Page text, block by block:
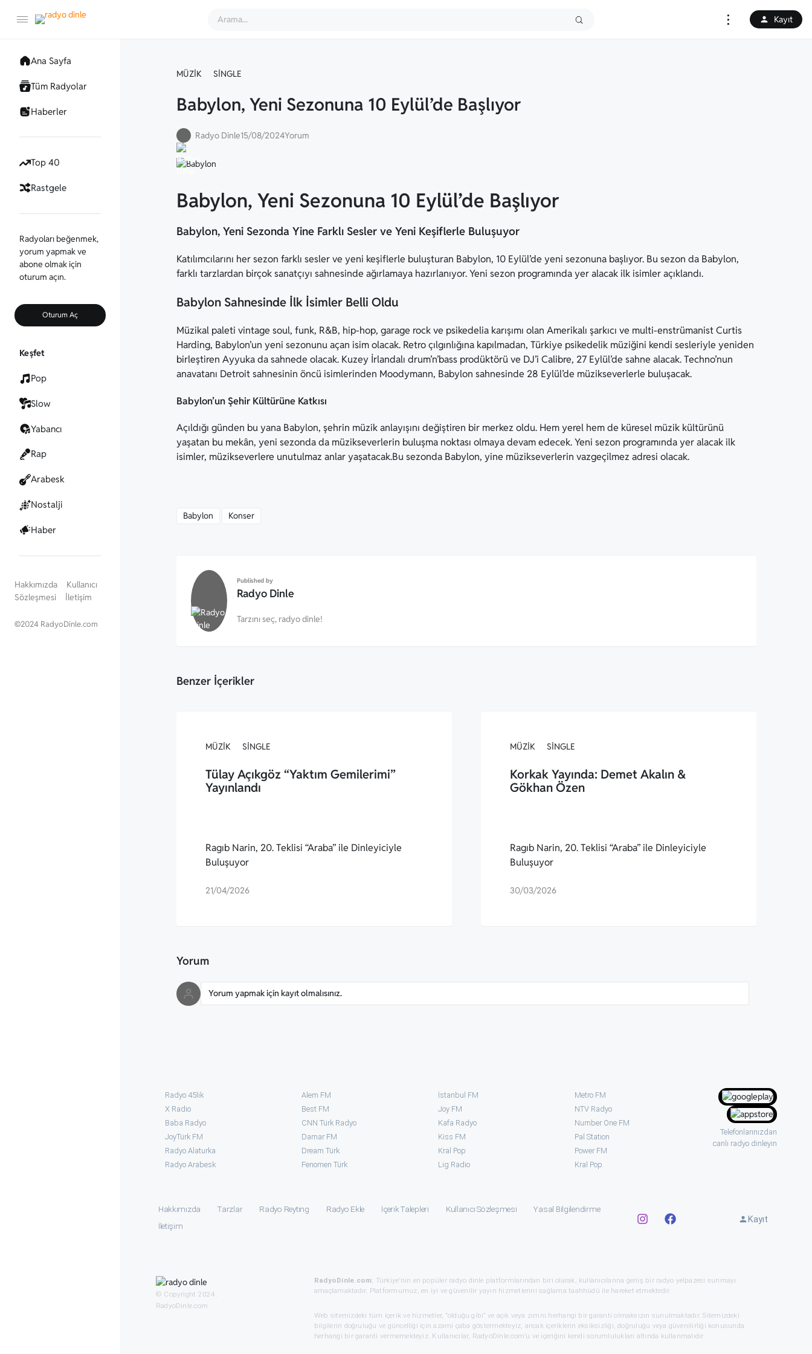
⋮ Kayıt
Ana Sayfa
Tüm Radyolar
Haberler
Top 40
Rastgele
Radyoları beğenmek,
yorum yapmak ve
abone olmak için
oturum açın.
Oturum Aç
Keşfet
Pop
Slow
Yabancı
Rap
Arabesk
Nostalji
Haber
Hakkımızda
Kullanıcı
Sözleşmesi
İletişim
©2024 RadyoDinle.com
MÜZIK SINGLE
Babylon, Yeni Sezonuna 10 Eylül’de Başlıyor
Radyo Dinle15/08/2024Yorum
Babylon, Yeni Sezonuna 10 Eylül’de Başlıyor
Babylon, Yeni Sezonda Yine Farklı Sesler ve Yeni Keşiflerle Buluşuyor
Katılımcılarını her sezon farklı sesler ve yeni keşiflerle buluşturan Babylon, 10 Eylül’de yeni sezonuna başlıyor. Bu sezon da Babylon,
farklı tarzlardan birçok sanatçıyı sahnesinde ağırlamaya hazırlanıyor. Yeni sezon programında yer alacak ilk isimler açıklandı.
Babylon Sahnesinde İlk İsimler Belli Oldu
Müzikal paleti vintage soul, funk, R&B, hip-hop, garage rock ve psikedelia karışımı olan Amerikalı şarkıcı ve multi-enstrümanist Curtis
Harding, Babylon’un yeni sezonunu açan isim olacak. Retro çılgınlığına kapılmadan, Türkiye psikedelik müziğini kendi sesleriyle yeniden
birleştiren Ayyuka da sahnede olacak. Kuzey İrlandalı drum’n’bass prodüktörü ve DJ’i Calibre, 27 Eylül’de sahne alacak. Techno’nun
anavatanı Detroit sahnesinin öncü isimlerinden Moodymann, Babylon sahnesinde 28 Eylül’de müzikseverlerle buluşacak.
Babylon’un Şehir Kültürüne Katkısı
Açıldığı günden bu yana Babylon, şehrin müzik anlayışını değiştiren bir merkez oldu. Hem yerel hem de küresel müzik kültürünü
yaşatan bu mekân, yeni sezonda da müzikseverlerin buluşma noktası olmaya devam edecek. Yeni sezon programında yer alacak ilk
isimler, müzikseverlere unutulmaz anlar yaşatacak.Bu sezonda Babylon, yine müzikseverlerin vazgeçilmez adresi olacak.
Babylon Konser
Published by
Radyo Dinle
Tarzını seç, radyo dinle!
Benzer İçerikler
MÜZIK SINGLE
Tülay Açıkgöz “Yaktım Gemilerimi”
Yayınlandı
Ragıb Narin, 20. Teklisi “Araba” ile Dinleyiciyle
Buluşuyor
21/04/2026
MÜZIK SINGLE
Korkak Yayında: Demet Akalın &
Gökhan Özen
Ragıb Narin, 20. Teklisi “Araba” ile Dinleyiciyle
Buluşuyor
30/03/2026
Yorum
Yorum yapmak için kayıt olmalısınız.
Radyo 45lik
X Radio
Baba Radyo
JoyTürk FM
Radyo Alaturka
Radyo Arabesk
Alem FM
Best FM
CNN Türk Radyo
Damar FM
Dream Türk
Fenomen Türk
İstanbul FM
Joy FM
Kafa Radyo
Kiss FM
Kral Pop
⁠Lig Radio
Metro FM
NTV Radyo
Number One FM
Pal Station
Power FM
Kral Pop
Telefonlarınızdan
canlı radyo dinleyin
Hakkımızda Tarzlar Radyo Reyting Radyo Ekle İçerik Talepleri Kullanıcı Sözleşmesi
Yasal Bilgilendirme
İletişim
Kayıt
© Copyright 2024.
RadyoDinle.com
RadyoDinle.com; Türkiye’nin en popüler radyo dinle platformlarından biri olarak, kullanıcılarına geniş bir radyo yelpazesi sunmayı
amaçlamaktadır. Platformumuz, en iyi ve güvenilir yayın hizmetlerini sağlama taahhüdü ile hareket etmektedir.
Web sitemizdeki tüm içerik ve hizmetler, “olduğu gibi” ve açık veya zımni herhangi bir garanti olmaksızın sunulmaktadır. Sitemizdeki
bilgilerin doğruluğu ve güncelliği için azami çaba göstermekteyiz, ancak içeriklerin eksiksizliği, doğruluğu veya güvenilirliği konusunda
herhangi bir garanti vermemekteyiz. Kullanıcılar, RadyoDinle.com’u ve içeriğini kendi sorumlulukları altında kullanmalıdır.